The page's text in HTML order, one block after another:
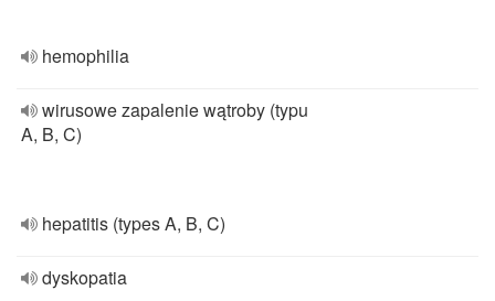
hemophilia
wirusowe zapalenie wątroby (typu
A, B, C)
hepatitis (types A, B, C)
dyskopatia